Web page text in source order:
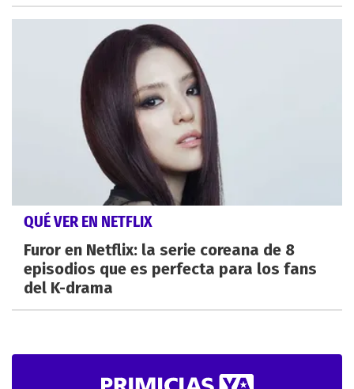
QUÉ VER EN NETFLIX
Furor en Netflix: la serie coreana de 8
episodios que es perfecta para los fans
del K-drama